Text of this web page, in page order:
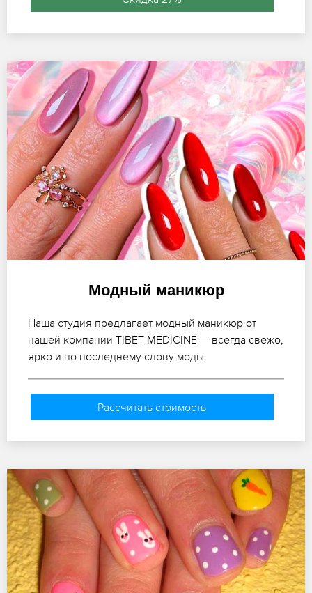
Модный маникюр
Наша студия предлагает модный маникюр от
нашей компании TIBET-MEDICINE — всегда свежо,
ярко и по последнему слову моды.
Рассчитать стоимость